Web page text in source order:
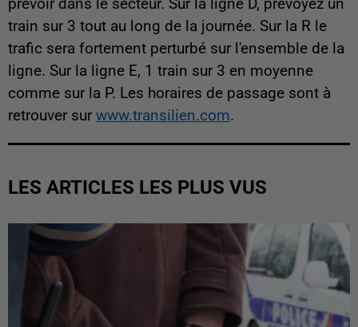
prévoir dans le secteur. Sur la ligne D, prévoyez un
train sur 3 tout au long de la journée. Sur la R le
trafic sera fortement perturbé sur l'ensemble de la
ligne. Sur la ligne E, 1 train sur 3 en moyenne
comme sur la P. Les horaires de passage sont à
retrouver sur www.transilien.com.
LES ARTICLES LES PLUS VUS